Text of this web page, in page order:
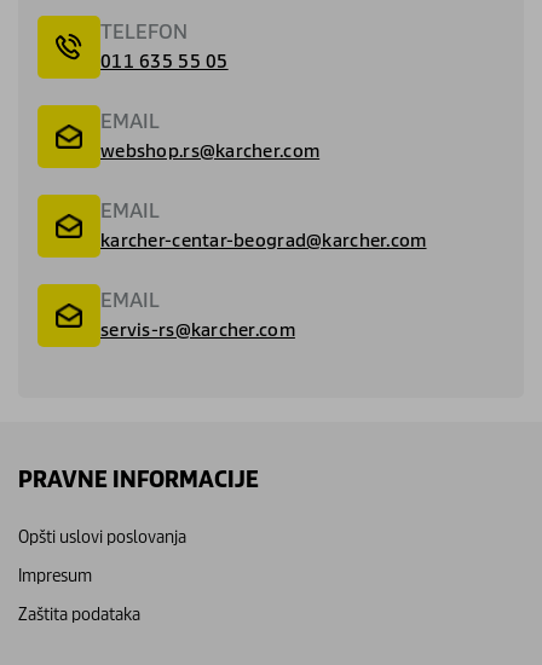
TELEFON
011 635 55 05
EMAIL
webshop.rs@karcher.com
EMAIL
karcher-centar-beograd@karcher.com
EMAIL
servis-rs@karcher.com
PRAVNE INFORMACIJE
Opšti uslovi poslovanja
Impresum
Zaštita podataka